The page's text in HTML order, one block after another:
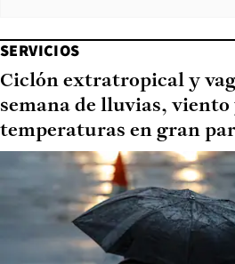
SERVICIOS
Ciclón extratropical y
semana de lluvias, viento
temperaturas en gran